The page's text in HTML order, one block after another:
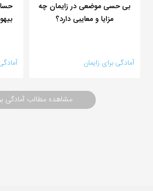
بی حسی موضعی در زایمان چه
مزایا و معایبی دارد؟
آمادگی برای زایمان
مشاهده مطالب آمادگی